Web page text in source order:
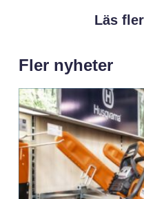
Läs
Fler nyheter